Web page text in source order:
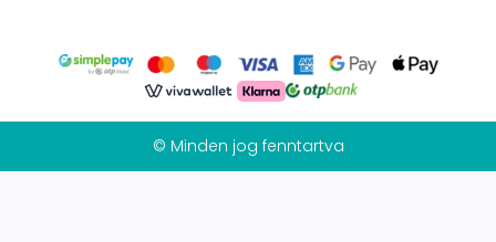
© Minden jog fenntartva